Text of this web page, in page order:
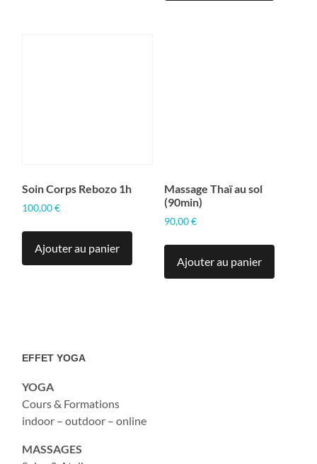
Soin Corps Rebozo 1h
100,00€
Ajouter au panier
Massage Thaï au sol
(90min)
90,00€
Ajouter au panier
EFFET YOGA
YOGA
Cours & Formations
indoor – outdoor – online
MASSAGES